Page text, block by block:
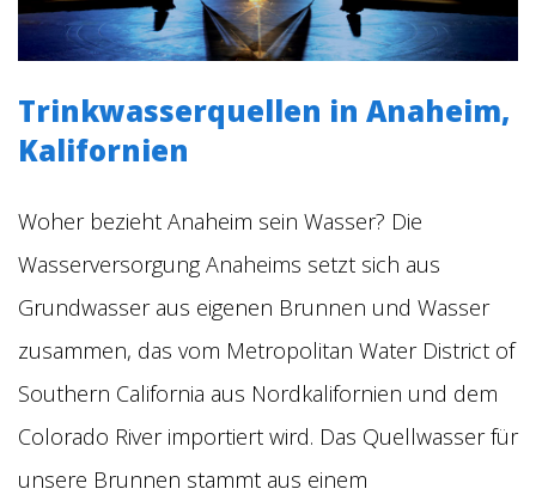
Trinkwasserquellen in Anaheim,
Kalifornien
Woher bezieht Anaheim sein Wasser? Die
Wasserversorgung Anaheims setzt sich aus
Grundwasser aus eigenen Brunnen und Wasser
zusammen, das vom Metropolitan Water District of
Southern California aus Nordkalifornien und dem
Colorado River importiert wird. Das Quellwasser für
unsere Brunnen stammt aus einem